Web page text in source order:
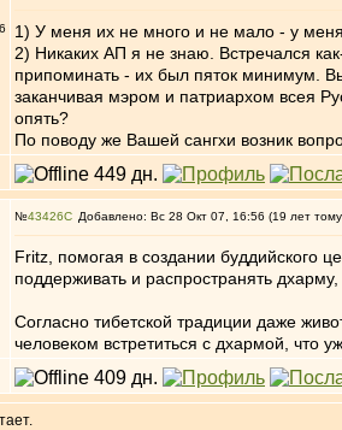
1) У меня их не много и не мало - у
2) Никаких АП я не знаю. Встречался
припоминать - их был пяток минимум.
заканчивая мэром и патриархом всея
опять?
По поводу же Вашей сангхи возник
№43426 Добавлено: Вс 28 Окт 07, 16:56 (19 лет
Fritz, помогая в создании буддийского
поддерживать и распространять дхарму,
Согласно тибетской традиции даже
человеком встретиться с дхармой, что